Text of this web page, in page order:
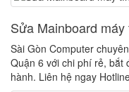
Sửa Mainboard
Sài Gòn Computer
Quận 6 với chi phí rẻ, bắt
hành. Liên hệ ngay